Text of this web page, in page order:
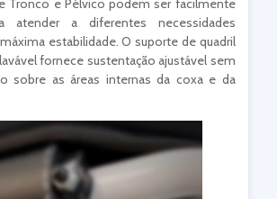
Tronco e Pélvico podem ser facilmente
atender a diferentes necessidades
estabilidade. O suporte de quadril
fornece sustentação ajustável sem
sobre as áreas internas da coxa e da